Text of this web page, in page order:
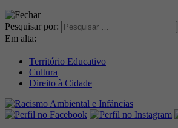
Pesquisar por:
Em alta:
Território Educativo
Cultura
Direito à Cidade